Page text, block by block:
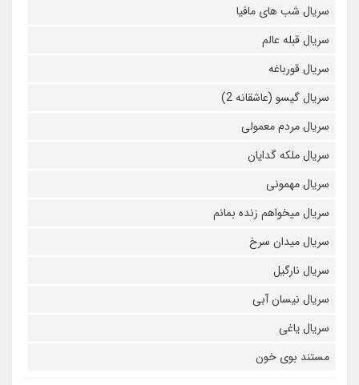
سریال شب های مافیا
سریال قبله عالم
سریال قورباغه
سریال گیسو (عاشقانه 2)
سریال مردم معمولی
سریال ملکه گدایان
سریال مهمونی
سریال میخواهم زنده بمانم
سریال میدان سرخ
سریال نارگیل
سریال نیسان آبی
سریال یاغی
مستند بوی خون